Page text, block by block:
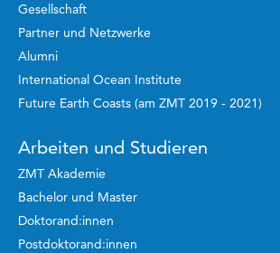
Gesellschaft
Partner und Netzwerke
Alumni
International Ocean Institute
Future Earth Coasts (am ZMT 2019 - 2021)
Arbeiten und Studieren
ZMT Akademie
Bachelor und Master
Doktorand:innen
Postdoktorand:innen